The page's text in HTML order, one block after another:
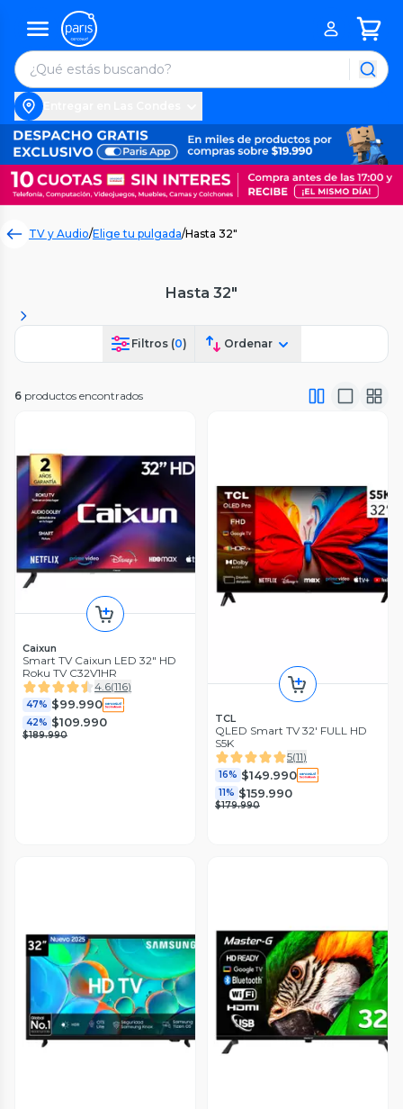
TV y Audio/Elige tu pulgada/Hasta 32"
Hasta 32"
Filtros (0) Ordenar
6 productos encontrados
Caixun
Smart TV Caixun LED 32" HD
Roku TV C32V1HR
4.6(116)
47% $99.990
42% $109.990
$189.990
TCL
QLED Smart TV 32' FULL HD
S5K
5(11)
16% $149.990
11% $159.990
$179.990